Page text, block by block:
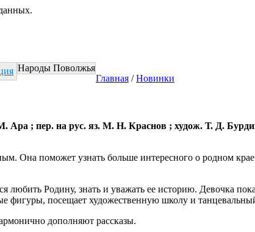
Народы Поволжья
Главная / Новинки
Ара ; пер. на рус. яз. М. Н. Краснов ; худож. Т. Д.
поможет узнать больше интересного о родном
любить Родину, знать и уважать ее историю. Девочка
фигуры, посещает художественную школу и
дополняют рассказы.